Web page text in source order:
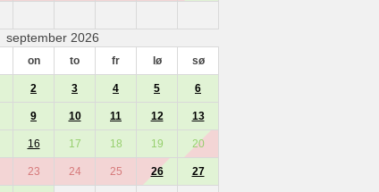
september 2026
on to fr lø sø
2 3 4 5 6
9 10 11 12 13
16 17 18 19 20
23 24 25 26 27